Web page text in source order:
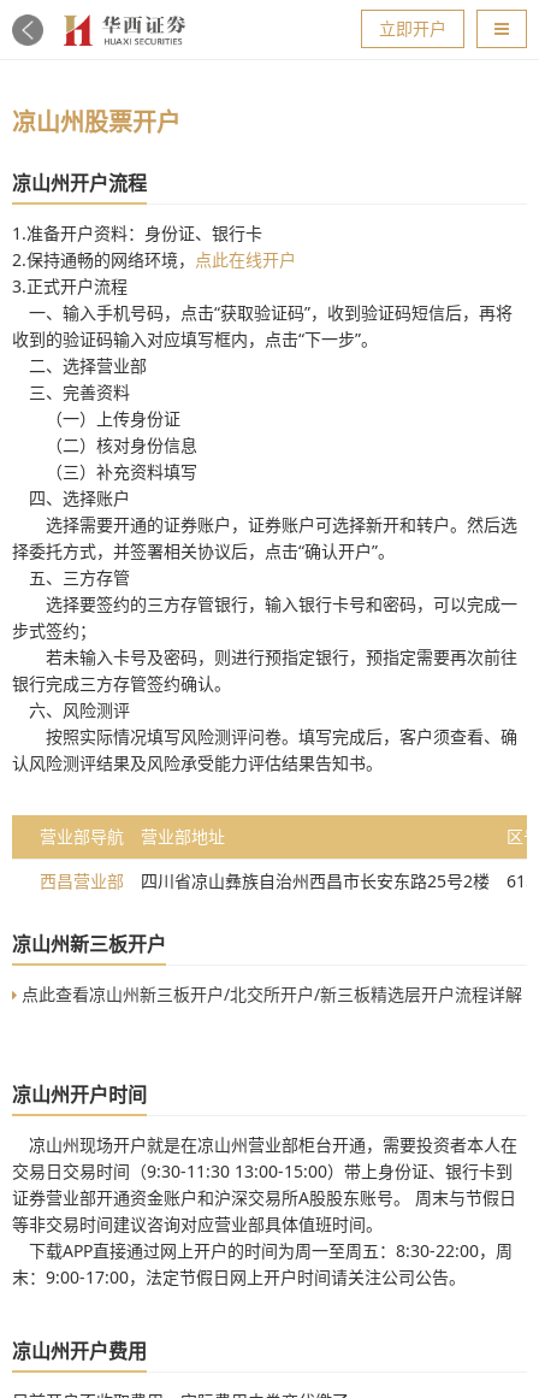
导航
立即开户
凉山州股票开户
凉山州开户流程
1.准备开户资料：身份证、银行卡
2.保持通畅的网络环境， 点此在线开户
3.正式开户流程
一、输入手机号码，点击“获取验证码”，收到验证码短信后，再将
收到的验证码输入对应填写框内，点击“下一步”。
二、选择营业部
三、完善资料
（一）上传身份证
（二）核对身份信息
（三）补充资料填写
四、选择账户
选择需要开通的证券账户，证券账户可选择新开和转户。然后选
择委托方式，并签署相关协议后，点击“确认开户”。
五、三方存管
选择要签约的三方存管银行，输入银行卡号和密码，可以完成一
步式签约；
若未输入卡号及密码，则进行预指定银行，预指定需要再次前往
银行完成三方存管签约确认。
六、风险测评
按照实际情况填写风险测评问卷。填写完成后，客户须查看、确
认风险测评结果及风险承受能力评估结果告知书。
营业部导航 营业部地址
区号
西昌营业部
四川省凉山彝族自治州西昌市长安东路25号2楼
凉山州新三板开户
点此查看凉山州新三板开户/北交所开户/新三板精选层开户流程详解
凉山州开户时间
凉山州现场开户就是在凉山州营业部柜台开通，需要投资者本人在
交易日交易时间（9:30-11:30 13:00-15:00）带上身份证、银行卡到
证券营业部开通资金账户和沪深交易所A股股东账号。 周末与节假日
等非交易时间建议咨询对应营业部具体值班时间。
下载APP直接通过网上开户的时间为周一至周五：8:30-22:00，周
末：9:00-17:00，法定节假日网上开户时间请关注公司公告。
凉山州开户费用